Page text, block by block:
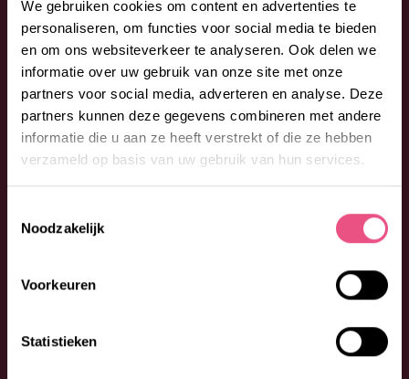
We gebruiken cookies om content en advertenties te
personaliseren, om functies voor social media te bieden
en om ons websiteverkeer te analyseren. Ook delen we
informatie over uw gebruik van onze site met onze
partners voor social media, adverteren en analyse. Deze
partners kunnen deze gegevens combineren met andere
informatie die u aan ze heeft verstrekt of die ze hebben
verzameld op basis van uw gebruik van hun services.
Noodzakelijk
Voorkeuren
Statistieken
EEN VRAAG?
Aarzel niet en neem contact op met Lore. Bel: 088 –
0026300 (optie 1) of vul onderstaand formulier in. We
begeleiden je graag bij jouw vragen en wensen.